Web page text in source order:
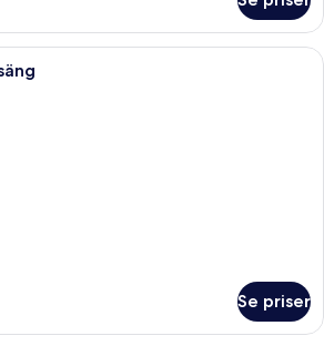
Juniorrum - 1 dubbelsäng |
Se priser